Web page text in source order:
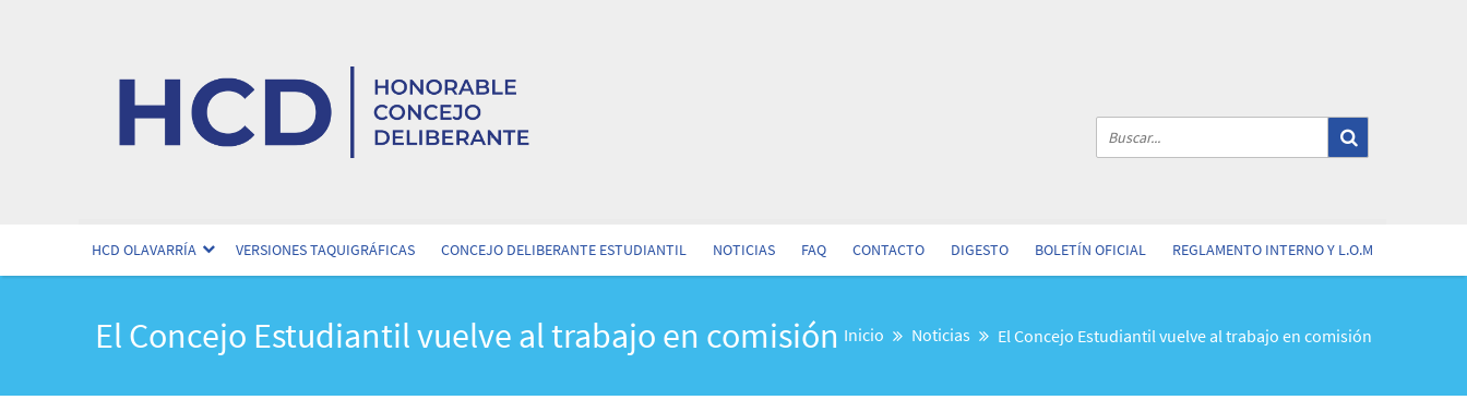
HCD OLAVARRÍA VERSIONES TAQUIGRÁFICAS CONCEJO DELIBERANTE ESTUDIANTIL NOTICIAS FAQ CONTACTO DIGESTO BOLETÍN OFICIAL REGLAMENTO INTERNO Y L.O.M
El Concejo Estudiantil vuelve al trabajo en comisión Inicio Noticias El Concejo Estudiantil vuelve al trabajo en comisión